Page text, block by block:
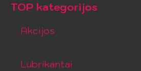
TOP kategorijos
Akcijos
Lubrikantai